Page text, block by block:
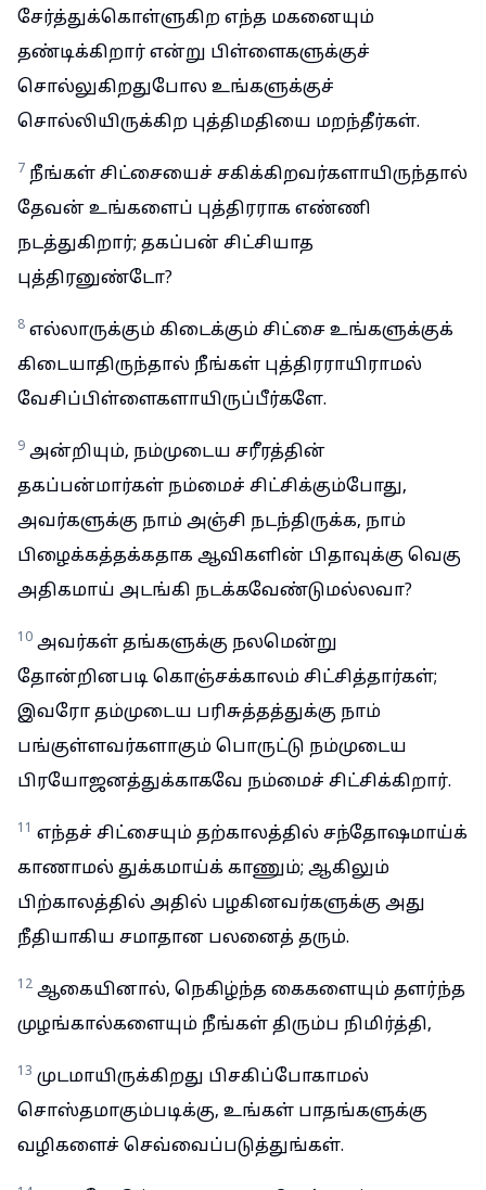
சேர்த்துக்கொள்ளுகிற எந்த மகனையும்
தண்டிக்கிறார் என்று பிள்ளைகளுக்குச்
சொல்லுகிறதுபோல உங்களுக்குச்
சொல்லியிருக்கிற புத்திமதியை மறந்தீர்கள்.
7 நீங்கள் சிட்சையைச் சகிக்கிறவர்களாயிருந்தால்
தேவன் உங்களைப் புத்திரராக எண்ணி
நடத்துகிறார்; தகப்பன் சிட்சியாத
புத்திரனுண்டோ?
8 எல்லாருக்கும் கிடைக்கும் சிட்சை உங்களுக்குக்
கிடையாதிருந்தால் நீங்கள் புத்திரராயிராமல்
வேசிப்பிள்ளைகளாயிருப்பீர்களே.
9 அன்றியும், நம்முடைய சரீரத்தின்
தகப்பன்மார்கள் நம்மைச் சிட்சிக்கும்போது,
அவர்களுக்கு நாம் அஞ்சி நடந்திருக்க, நாம்
பிழைக்கத்தக்கதாக ஆவிகளின் பிதாவுக்கு வெகு
அதிகமாய் அடங்கி நடக்கவேண்டுமல்லவா?
10 அவர்கள் தங்களுக்கு நலமென்று
தோன்றினபடி கொஞ்சக்காலம் சிட்சித்தார்கள்;
இவரோ தம்முடைய பரிசுத்தத்துக்கு நாம்
பங்குள்ளவர்களாகும் பொருட்டு நம்முடைய
பிரயோஜனத்துக்காகவே நம்மைச் சிட்சிக்கிறார்.
11 எந்தச் சிட்சையும் தற்காலத்தில் சந்தோஷமாய்க்
காணாமல் துக்கமாய்க் காணும்; ஆகிலும்
பிற்காலத்தில் அதில் பழகினவர்களுக்கு அது
நீதியாகிய சமாதான பலனைத் தரும்.
12 ஆகையினால், நெகிழ்ந்த கைகளையும் தளர்ந்த
முழங்கால்களையும் நீங்கள் திரும்ப நிமிர்த்தி,
13 முடமாயிருக்கிறது பிசகிப்போகாமல்
சொஸ்தமாகும்படிக்கு, உங்கள் பாதங்களுக்கு
வழிகளைச் செவ்வைப்படுத்துங்கள்.